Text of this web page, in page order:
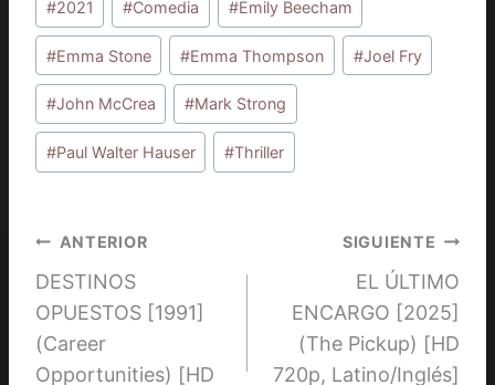
de
la
entrada:
#2021 #Comedia #Emily Beecham
#Emma Stone #Emma Thompson #Joel Fry
#John McCrea #Mark Strong
#Paul Walter Hauser #Thriller
Navegación
de
entradas
ANTERIOR
DESTINOS
OPUESTOS [1991]
(Career
Opportunities) [HD
SIGUIENTE
EL ÚLTIMO
ENCARGO [2025]
(The Pickup) [HD
720p, Latino/Inglés]